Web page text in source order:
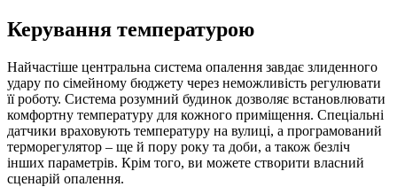
Керування температурою
Найчастіше центральна система опалення завдає злиденного
удару по сімейному бюджету через неможливість регулювати
її роботу. Система розумний будинок дозволяє встановлювати
комфортну температуру для кожного приміщення. Спеціальні
датчики враховують температуру на вулиці, а програмований
терморегулятор – ще й пору року та доби, а також безліч
інших параметрів. Крім того, ви можете створити власний
сценарій опалення.